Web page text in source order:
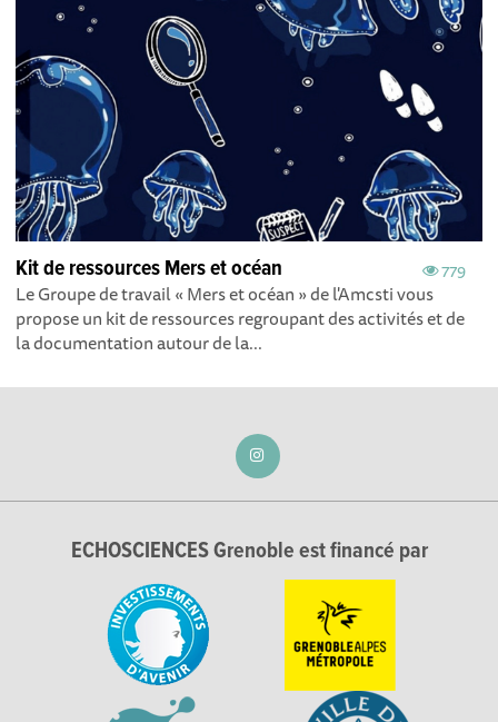
779
Kit de ressources Mers et océan
Le Groupe de travail « Mers et océan » de l'Amcsti vous
propose un kit de ressources regroupant des activités et de
la documentation autour de la...
ECHOSCIENCES Grenoble est financé par